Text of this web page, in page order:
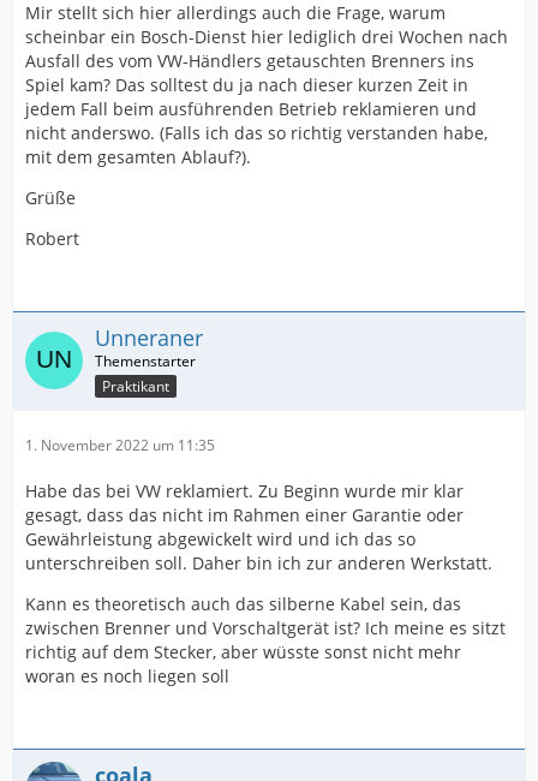
Mir stellt sich hier allerdings auch die Frage, warum
scheinbar ein Bosch-Dienst hier lediglich drei Wochen nach
Ausfall des vom VW-Händlers getauschten Brenners ins
Spiel kam? Das solltest du ja nach dieser kurzen Zeit in
jedem Fall beim ausführenden Betrieb reklamieren und
nicht anderswo. (Falls ich das so richtig verstanden habe,
mit dem gesamten Ablauf?).
Grüße
Robert
Unneraner
Praktikant
1. November 2022 um 11:35
Habe das bei VW reklamiert. Zu Beginn wurde mir klar
gesagt, dass das nicht im Rahmen einer Garantie oder
Gewährleistung abgewickelt wird und ich das so
unterschreiben soll. Daher bin ich zur anderen Werkstatt.
Kann es theoretisch auch das silberne Kabel sein, das
zwischen Brenner und Vorschaltgerät ist? Ich meine es sitzt
richtig auf dem Stecker, aber wüsste sonst nicht mehr
woran es noch liegen soll
coala